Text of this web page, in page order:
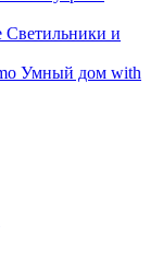
Светильники и
Умный дом with